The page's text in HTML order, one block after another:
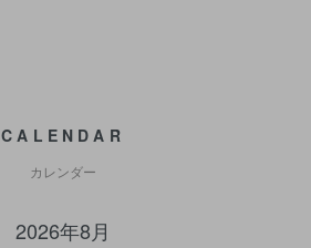
CALENDAR
カレンダー
2026年8月